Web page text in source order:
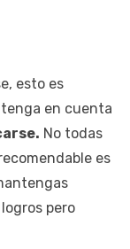
esto es
en cuenta
No todas
es
pero